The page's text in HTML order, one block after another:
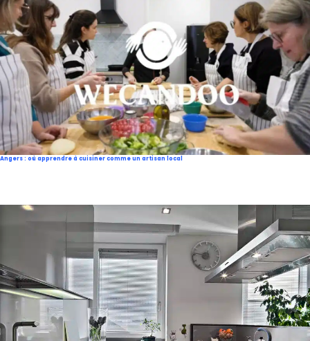
Angers : où apprendre à cuisiner comme un artisan local